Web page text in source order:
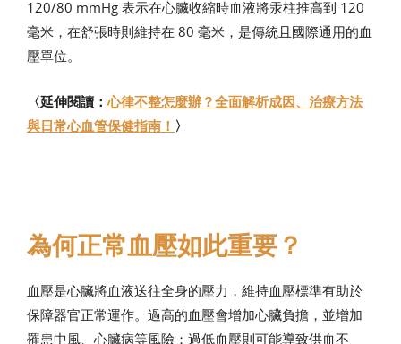
120/80 mmHg 表示在心臟收縮時血液將汞柱推高到 120
毫米，在舒張時則維持在 80 毫米，是傳統且國際通用的血
壓單位。
〈延伸閱讀：心律不整怎麼辦？全面解析成因、治療方法
與日常心血管保健指南！ 〉
為何正常血壓如此重要？
血壓是心臟將血液送往全身的壓力，維持血壓標準有助於
保障器官正常運作。過高的血壓會增加心臟負擔，並增加
罹患中風、心臟病等風險；過低血壓則可能導致供血不